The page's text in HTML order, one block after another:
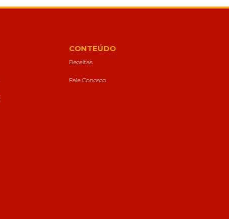
CONTEÚDO
Receitas
Fale Conosco